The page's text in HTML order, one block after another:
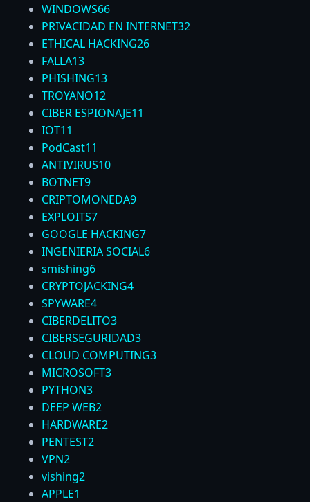
WINDOWS66
PRIVACIDAD EN INTERNET32
ETHICAL HACKING26
FALLA13
PHISHING13
TROYANO12
CIBER ESPIONAJE11
IOT11
PodCast11
ANTIVIRUS10
BOTNET9
CRIPTOMONEDA9
EXPLOITS7
GOOGLE HACKING7
INGENIERIA SOCIAL6
smishing6
CRYPTOJACKING4
SPYWARE4
CIBERDELITO3
CIBERSEGURIDAD3
CLOUD COMPUTING3
MICROSOFT3
PYTHON3
DEEP WEB2
HARDWARE2
PENTEST2
VPN2
vishing2
APPLE1